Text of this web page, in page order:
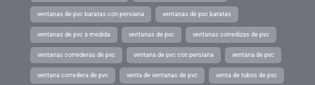
ventanas de pvc baratas con persiana ventanas de pvc baratas
ventanas de pvc a medida ventanas de pvc ventanas corredizas de pvc
ventanas correderas de pvc ventana de pvc con persiana ventana de pvc
ventana corredera de pvc venta de ventanas de pvc venta de tubos de pvc